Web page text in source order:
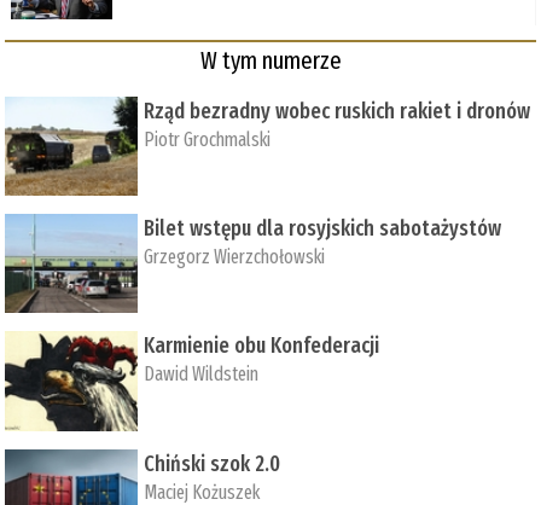
W tym numerze
Rząd bezradny wobec ruskich rakiet i dronów
Piotr Grochmalski
Bilet wstępu dla rosyjskich sabotażystów
Grzegorz Wierzchołowski
Karmienie obu Konfederacji
Dawid Wildstein
Chiński szok 2.0
Maciej Kożuszek